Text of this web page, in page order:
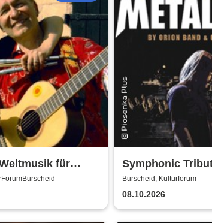
für
Symphonic
Metallica
Burscheid, Kulturforum
08.10.2026